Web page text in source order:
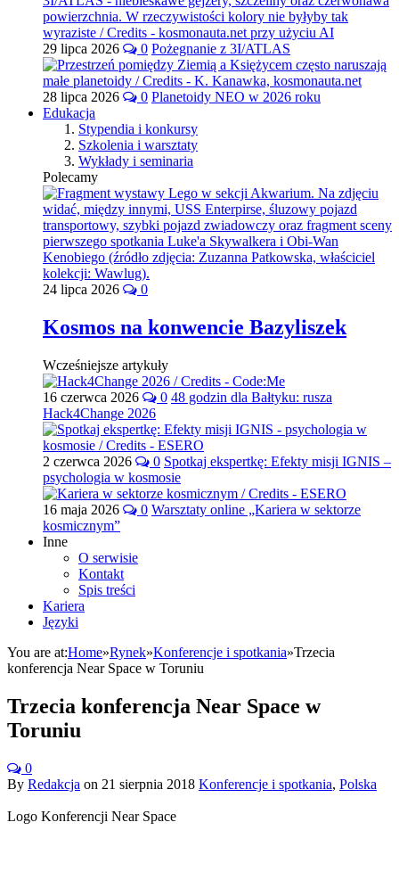
29 lipca 2026 0 Pożegnanie z 3I/ATLAS
28 lipca 2026 0 Planetoidy NEO w 2026 roku
Edukacja
Stypendia i konkursy
Szkolenia i warsztaty
Wykłady i seminaria
Polecamy
24 lipca 2026 0
Kosmos na konwencie Bazyliszek
Wcześniejsze artykuły
16 czerwca 2026 0 48 godzin dla Bałtyku: rusza
Hack4Change 2026
2 czerwca 2026 0 Spotkaj ekspertkę: Efekty misji IGNIS –
psychologia w kosmosie
16 maja 2026 0 Warsztaty online „Kariera w sektorze
kosmicznym”
Inne
O serwisie
Kontakt
Spis treści
Kariera
Języki
You are at:Home»Rynek»Konferencje i spotkania»Trzecia
konferencja Near Space w Toruniu
Trzecia konferencja Near Space w
Toruniu
0
By Redakcja on 21 sierpnia 2018 Konferencje i spotkania, Polska
Logo Konferencji Near Space